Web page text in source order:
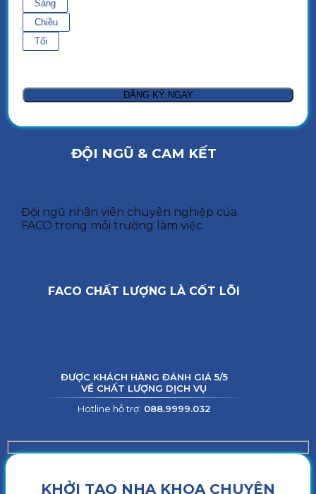
Sáng
Chiều
Tối
ĐỘI NGŨ & CAM KẾT
Đội ngũ nhân viên chuyên nghiệp của
FACO trong môi trường làm việc
FACO CHẤT LƯỢNG LÀ CỐT LÕI
ĐƯỢC KHÁCH HÀNG ĐÁNH GIÁ 5/5
VỀ CHẤT LƯỢNG DỊCH VỤ
Hotline hỗ trợ: 088.9999.032
KHỞI TẠO NHA KHOA CHUYÊN